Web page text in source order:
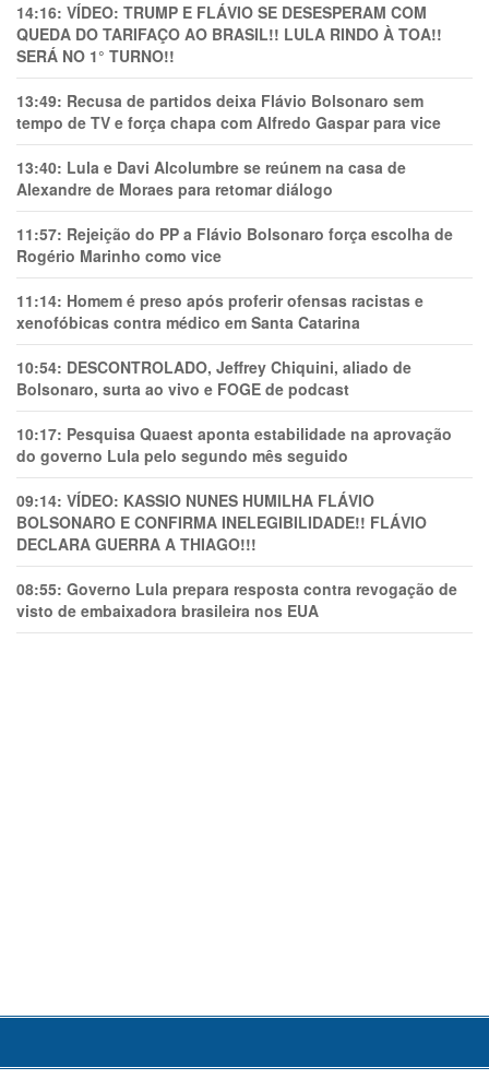
14:16: VÍDEO: TRUMP E FLÁVIO SE DESESPERAM COM
QUEDA DO TARIFAÇO AO BRASIL!! LULA RINDO À TOA!!
SERÁ NO 1° TURNO!!
13:49: Recusa de partidos deixa Flávio Bolsonaro sem
tempo de TV e força chapa com Alfredo Gaspar para vice
13:40: Lula e Davi Alcolumbre se reúnem na casa de
Alexandre de Moraes para retomar diálogo
11:57: Rejeição do PP a Flávio Bolsonaro força escolha de
Rogério Marinho como vice
11:14: Homem é preso após proferir ofensas racistas e
xenofóbicas contra médico em Santa Catarina
10:54: DESCONTROLADO, Jeffrey Chiquini, aliado de
Bolsonaro, surta ao vivo e FOGE de podcast
10:17: Pesquisa Quaest aponta estabilidade na aprovação
do governo Lula pelo segundo mês seguido
09:14: VÍDEO: KASSIO NUNES HUMlLHA FLÁVIO
BOLSONARO E CONFIRMA INELEGIBILIDADE!! FLÁVIO
DECLARA GUERRA A THIAGO!!!
08:55: Governo Lula prepara resposta contra revogação de
visto de embaixadora brasileira nos EUA